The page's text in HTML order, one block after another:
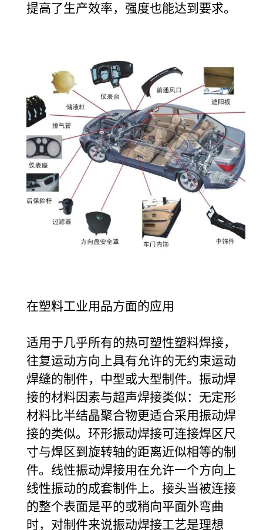
提高了生产效率，强度也能达到要求。
在塑料工业用品方面的应用
适用于几乎所有的热可塑性塑料焊接，
往复运动方向上具有允许的无约束运动
焊缝的制件，中型或大型制件。振动焊
接的材料因素与超声焊接类似：无定形
材料比半结晶聚合物更适合采用振动焊
接的类似。环形振动焊接可连接焊区尺
寸与焊区到旋转轴的距离近似相等的制
件。线性振动焊接用在允许一个方向上
线性振动的成套制件上。接头当被连接
的整个表面是平的或稍向平面外弯曲
时，对制件来说振动焊接工艺是理想